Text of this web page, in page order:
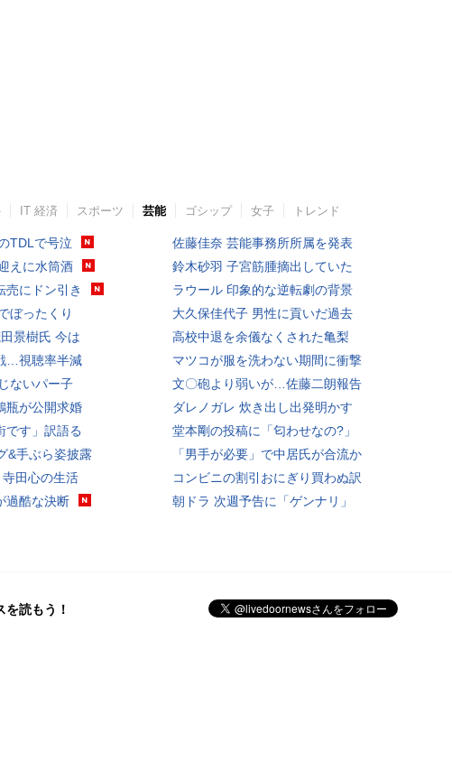
IT 経済 スポーツ 芸能 ゴシップ 女子 トレンド
TDLで号泣
えに水筒酒
売にドン引き
ぼったくり
景樹氏 今は
…視聴率半減
ないパー子
瓶が公開求婚
です」訳語る
&手ぶら姿披露
田心の生活
過酷な決断
佐藤佳奈 芸能事務所所属を発表
鈴木砂羽 子宮筋腫摘出していた
ラウール 印象的な逆転劇の背景
大久保佳代子 男性に貢いだ過去
高校中退を余儀なくされた亀梨
マツコが服を洗わない期間に衝撃
文〇砲より弱いが…佐藤二朗報告
ダレノガレ 炊き出し出発明かす
堂本剛の投稿に「匂わせなの?」
「男手が必要」で中居氏が合流か
コンビニの割引おにぎり買わぬ訳
朝ドラ 次週予告に「ゲンナリ」
を読もう！